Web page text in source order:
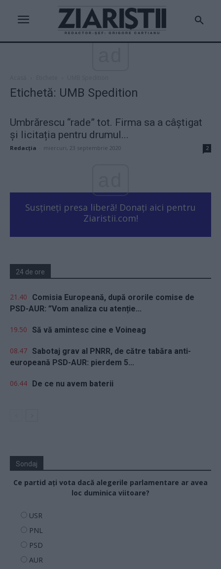
Etichetă: UMB Spedition
Umbrărescu “rade” tot. Firma sa a câștigat
și licitația pentru drumul...
Redacţia miercuri, 23 septembrie 2020 2
Susțineți presa liberă! Donați aici pentru
Ziaristii.com!
24 de ore
21.40
Comisia Europeană, după ororile comise de
PSD-AUR: ”Vom analiza cu atenție...
19.50 Să vă amintesc cine e Voineag
08.47 Sabotaj grav al PNRR, de către tabăra anti-
europeană PSD-AUR: pierdem 5...
06.44 De ce nu avem baterii
Sondaj
Ce partid ați vota dacă alegerile parlamentare ar avea
loc duminica viitoare?
USR
PNL
PSD
AUR